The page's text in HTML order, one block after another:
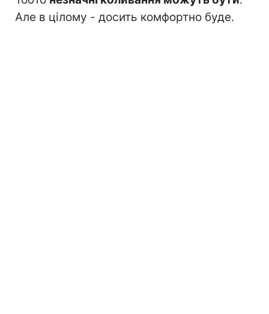
Але в цілому - досить комфортно буде.